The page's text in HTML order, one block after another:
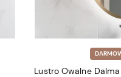
Lustro Owalne